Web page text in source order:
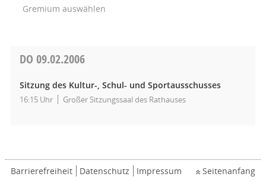
Gremium auswählen
DO 09.02.2006
Sitzung des Kultur-, Schul- und Sportausschusses
16:15 Uhr Großer Sitzungssaal des Rathauses
Barrierefreiheit Datenschutz Impressum Seitenanfang